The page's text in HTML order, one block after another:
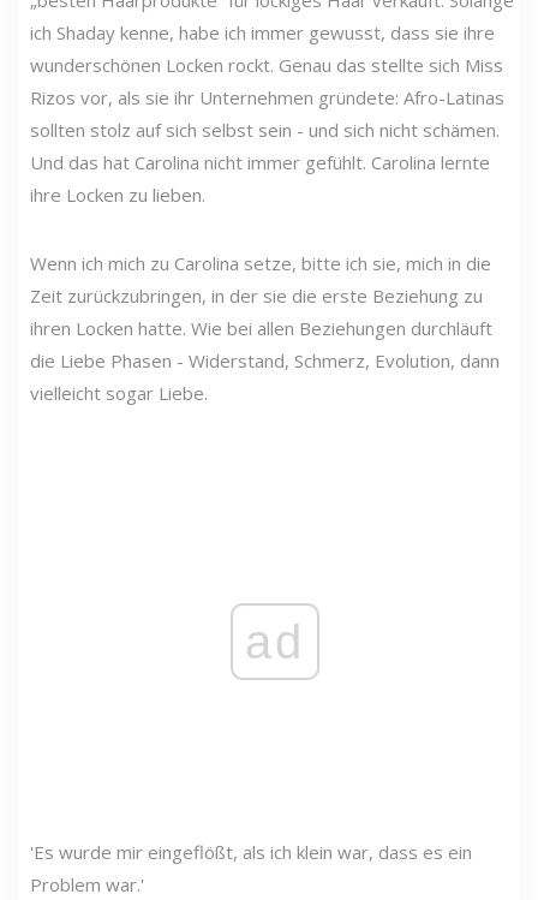
ich Shaday kenne, habe ich immer gewusst, dass sie ihre
wunderschönen Locken rockt. Genau das stellte sich Miss
Rizos vor, als sie ihr Unternehmen gründete: Afro-Latinas
sollten stolz auf sich selbst sein - und sich nicht schämen.
Und das hat Carolina nicht immer gefühlt. Carolina lernte
ihre Locken zu lieben.
Wenn ich mich zu Carolina setze, bitte ich sie, mich in die
Zeit zurückzubringen, in der sie die erste Beziehung zu
ihren Locken hatte. Wie bei allen Beziehungen durchläuft
die Liebe Phasen - Widerstand, Schmerz, Evolution, dann
vielleicht sogar Liebe.
ad
'Es wurde mir eingeflößt, als ich klein war, dass es ein
Problem war.'